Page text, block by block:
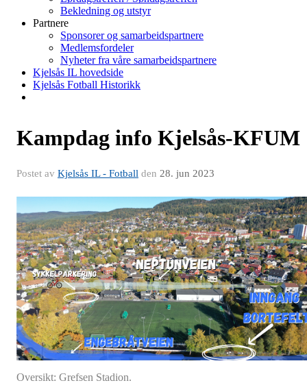
Bekledning og utstyr
Partnere
Sponsorer og samarbeidspartnere
Medlemsfordeler
Nyheter fra våre samarbeidspartnere
Kjelsås IL hovedside
Kjelsås Fotball Historikk
Kampdag info Kjelsås-KFUM
Postet av Kjelsås IL - Fotball den 28. jun 2023
Oversikt: Grefsen Stadion.